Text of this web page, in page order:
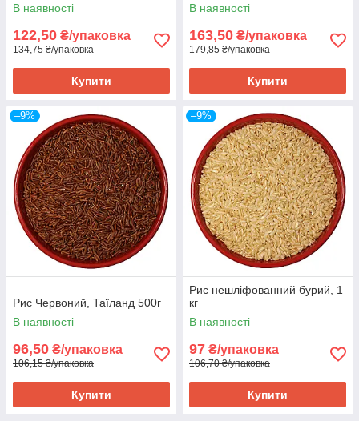
В наявності
122,50 ₴/упаковка
134,75 ₴/упаковка
Купити
В наявності
163,50 ₴/упаковка
179,85 ₴/упаковка
Купити
–9%
Рис Червоний, Таїланд 500г
В наявності
96,50 ₴/упаковка
106,15 ₴/упаковка
Купити
–9%
Рис нешліфованний бурий, 1
кг
В наявності
97 ₴/упаковка
106,70 ₴/упаковка
Купити